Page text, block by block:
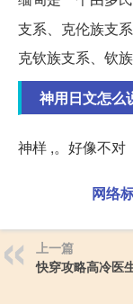
支系、克伦族支
克钦族支系、钦
神用日文怎么
神样 ,。好像不对
网络
上一篇
快穿攻略高冷医